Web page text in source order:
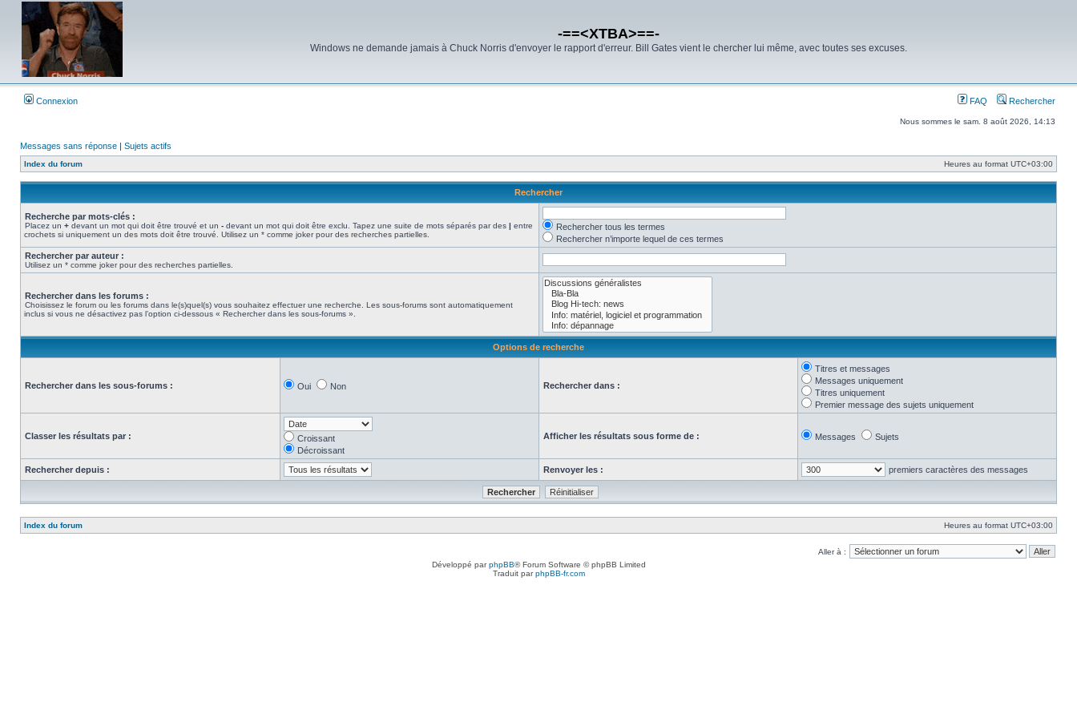
-==<XTBA>==-
Windows ne demande jamais à Chuck Norris d'envoyer le rapport d'erreur. Bill Gates vient le chercher lui même, avec toutes ses excuses.
Connexion FAQ Rechercher
Nous sommes le sam. 8 août 2026, 14:13
Messages sans réponse | Sujets actifs
Index du forum Heures au format UTC+03:00
Rechercher
Recherche par mots-clés :
Placez un + devant un mot qui doit être trouvé et un - devant un mot qui doit être exclu. Tapez une suite de mots séparés par des | entre
crochets si uniquement un des mots doit être trouvé. Utilisez un * comme joker pour des recherches partielles.
Rechercher tous les termes
Rechercher n’importe lequel de ces termes
Rechercher par auteur :
Utilisez un * comme joker pour des recherches partielles.
Rechercher dans les forums :
Choisissez le forum ou les forums dans le(s)quel(s) vous souhaitez effectuer une recherche. Les sous-forums sont automatiquement
inclus si vous ne désactivez pas l’option ci-dessous « Rechercher dans les sous-forums ».
Options de recherche
Rechercher dans les sous-forums : Oui Non Rechercher dans :
Titres et messages
Messages uniquement
Titres uniquement
Premier message des sujets uniquement
Classer les résultats par :
Croissant
Décroissant
Afficher les résultats sous forme de : Messages Sujets
Rechercher depuis : Renvoyer les : premiers caractères des messages
Index du forum Heures au format UTC+03:00
Aller à :
Développé parphpBB® Forum Software © phpBB Limited
Traduit parphpBB-fr.com